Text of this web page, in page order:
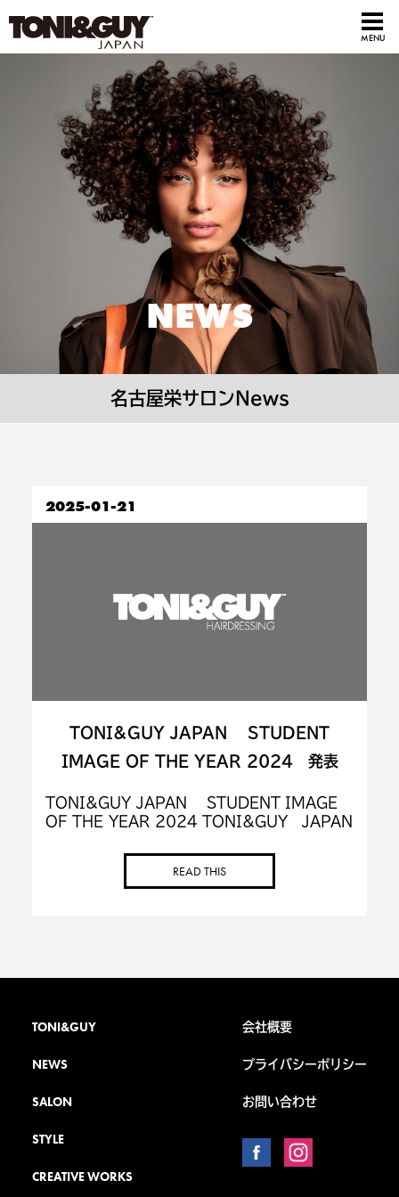
NEWS
名古屋栄サロンNews
2025-01-21
TONI&GUY JAPAN STUDENT
IMAGE OF THE YEAR 2024 発表
TONI&GUY JAPAN STUDENT IMAGE
OF THE YEAR 2024 TONI&GUY JAPAN
に、未来の美容師を育てる活動もしておりま
READ THIS
TONI&GUY
NEWS
SALON
STYLE
CREATIVE WORKS
会社概要
プライバシーポリシー
お問い合わせ